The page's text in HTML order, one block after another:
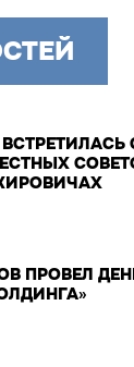
ПРОВЕЛ